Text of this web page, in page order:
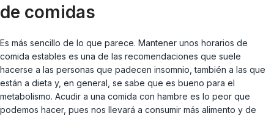
de comidas
Es más sencillo de lo que parece. Mantener unos horarios de
comida estables es una de las recomendaciones que suele
hacerse a las personas que padecen insomnio, también a las que
están a dieta y, en general, se sabe que es bueno para el
metabolismo. Acudir a una comida con hambre es lo peor que
podemos hacer, pues nos llevará a consumir más alimento y de